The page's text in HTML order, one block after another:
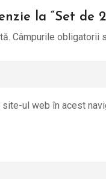
la “Set de
Câmpurile obligatorii
ul web în acest